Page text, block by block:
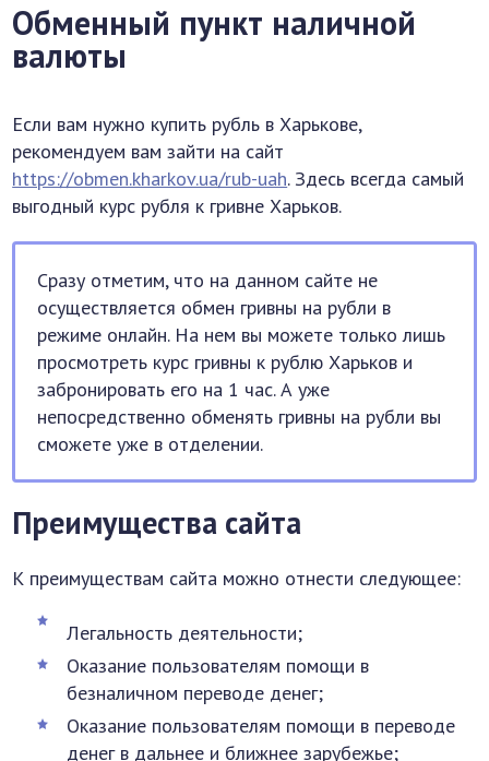
Обменный пункт наличной
валюты
Если вам нужно купить рубль в Харькове,
рекомендуем вам зайти на сайт
https://obmen.kharkov.ua/rub-uah. Здесь всегда самый
выгодный курс рубля к гривне Харьков.
Сразу отметим, что на данном сайте не
осуществляется обмен гривны на рубли в
режиме онлайн. На нем вы можете только лишь
просмотреть курс гривны к рублю Харьков и
забронировать его на 1 час. А уже
непосредственно обменять гривны на рубли вы
сможете уже в отделении.
Преимущества сайта
К преимуществам сайта можно отнести следующее:
Легальность деятельности;
Оказание пользователям помощи в
безналичном переводе денег;
Оказание пользователям помощи в переводе
денег в дальнее и ближнее зарубежье;